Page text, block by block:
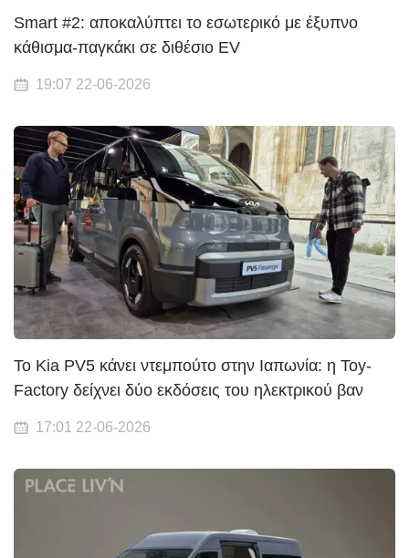
Smart #2: αποκαλύπτει το εσωτερικό με έξυπνο
κάθισμα-παγκάκι σε διθέσιο EV
19:07 22-06-2026
Το Kia PV5 κάνει ντεμπούτο στην Ιαπωνία: η Toy-
Factory δείχνει δύο εκδόσεις του ηλεκτρικού βαν
17:01 22-06-2026